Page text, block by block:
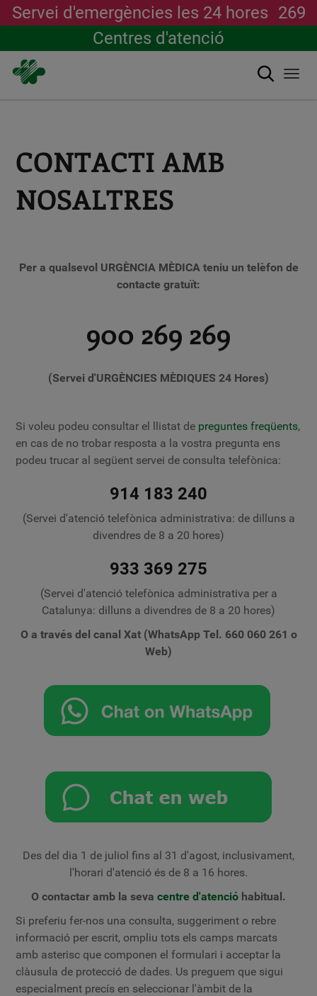
Servei d'emergències les 24 hores 269
Centres d'atenció
Cerca
CONTACTI AMB
NOSALTRES
Per a qualsevol URGÈNCIA MÈDICA teniu un telèfon de
contacte gratuït:
900 269 269
(Servei d'URGÈNCIES MÈDIQUES 24 Hores)
Si voleu podeu consultar el llistat de preguntes freqüents,
en cas de no trobar resposta a la vostra pregunta ens
podeu trucar al següent servei de consulta telefònica:
914 183 240
(Servei d'atenció telefònica administrativa: de dilluns a
divendres de 8 a 20 hores)
933 369 275
(Servei d'atenció telefònica administrativa per a
Catalunya: dilluns a divendres de 8 a 20 hores)
O a través del canal Xat (WhatsApp Tel. 660 060 261 o
Web)
Des del dia 1 de juliol fins al 31 d'agost, inclusivament,
l'horari d'atenció és de 8 a 16 hores.
O contactar amb la seva centre d'atenció habitual.
Si preferiu fer-nos una consulta, suggeriment o rebre
informació per escrit, ompliu tots els camps marcats
amb asterisc que componen el formulari i acceptar la
clàusula de protecció de dades. Us preguem que sigui
especialment precís en seleccionar l'àmbit de la